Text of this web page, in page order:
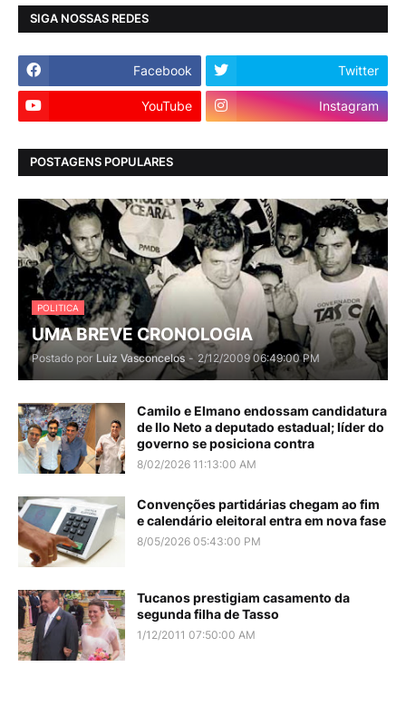
SIGA NOSSAS REDES
Facebook Twitter
YouTube Instagram
POSTAGENS POPULARES
POLITICA
UMA BREVE CRONOLOGIA
Postado por Luiz Vasconcelos - 2/12/2009 06:49:00 PM
Camilo e Elmano endossam candidatura
de Ilo Neto a deputado estadual; líder do
governo se posiciona contra
8/02/2026 11:13:00 AM
Convenções partidárias chegam ao fim
e calendário eleitoral entra em nova fase
8/05/2026 05:43:00 PM
Tucanos prestigiam casamento da
segunda filha de Tasso
1/12/2011 07:50:00 AM